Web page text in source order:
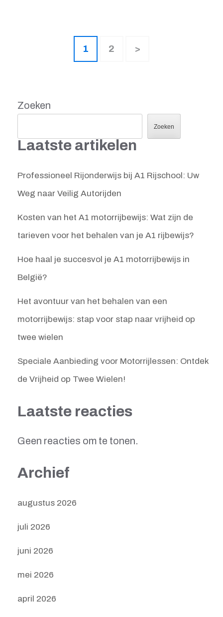
paginering
Pagina
1 Pagina
2 >
Zoeken
Zoeken
Laatste artikelen
Professioneel Rijonderwijs bij A1 Rijschool: Uw
Weg naar Veilig Autorijden
Kosten van het A1 motorrijbewijs: Wat zijn de
tarieven voor het behalen van je A1 rijbewijs?
Hoe haal je succesvol je A1 motorrijbewijs in
België?
Het avontuur van het behalen van een
motorrijbewijs: stap voor stap naar vrijheid op
twee wielen
Speciale Aanbieding voor Motorrijlessen: Ontdek
de Vrijheid op Twee Wielen!
Laatste reacties
Geen reacties om te tonen.
Archief
augustus 2026
juli 2026
juni 2026
mei 2026
april 2026